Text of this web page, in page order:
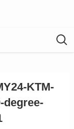
KTM-
degree-